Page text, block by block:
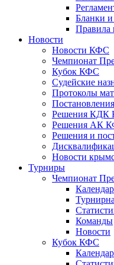
Бланки
Правила
Новости
Новости КФС
Чемпионат
Кубок КФС
Судейские
Протоколы
Решения КДК
Решения АК
Решения и
Новости
Турниры
Чемпионат
Команды
Новости
Кубок КФС